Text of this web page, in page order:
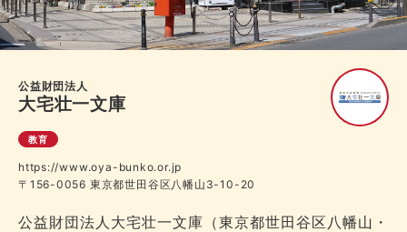
公益財団法人
大宅壮一文庫
教育
https://www.oya-bunko.or.jp
〒156-0056 東京都世田谷区八幡山3-10-20
公益財団法人大宅壮一文庫（東京都世田谷区八幡山・